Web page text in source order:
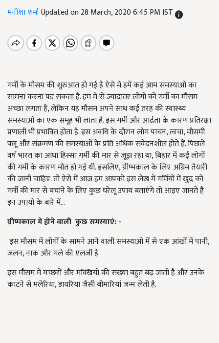
मनीशा शर्माUpdated on 28 March, 2020 6:45 PM IST
गर्मी के मौसम की शुरुआत हो गई है ऐसे में हमें कई आम समस्याओं का
सामना करना पड़ सकता है. हम में से ज्यादातर लोगों को गर्मी का मौसम
अच्छा लगता हैं, लेकिन यह मौसम अपने साथ कई तरह की स्वास्थ्य
समस्याओं का एक समूह भी लाता है. इस गर्मी और आर्द्रता के कारण प्रतिरक्षा
प्रणाली भी प्रभावित होता है. इस अवधि के दौरान लोग पाचन, त्वचा, मौसमी
फ्लू और संक्रमण की समस्याओं के प्रति अधिक संवेदनशील होते हैं. पिछले
वर्ष भारत का आधा हिस्सा गर्मी की मार से जूझ रहा था, बिहार में कई लोगों
की गर्मी के कारण मौत हो गई थी. इसलिए, ग्रीष्मकाल के लिए अग्रिम तैयारी
की जानी चाहिए. तो ऐसे में आज हम आपको इस लेख में गर्मियों में खुद को
गर्मी की मार से बचाने के लिए कुछ घरेलू उपाय बताएंगे तो आइए जानते है
इन उपायों के बारे में...
ग्रीष्मकाल में होने वाली कुछ समस्याएं: -
इस मौसम में लोगों के सामने आने वाली समस्याओं में से एक आंखों में पानी,
जलन, नाक और गले की एलर्जी है.
इस मौसम में मच्छरों और मक्खियों की संख्या बहुत बढ़ जाती है और उनके
काटने से मलेरिया, डायरिया जैसी बीमारियां जन्म लेती है.